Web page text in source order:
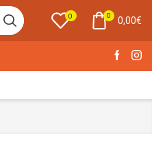
0 0 0,00€